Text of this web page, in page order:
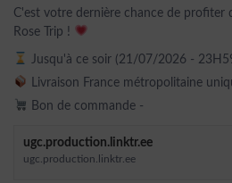
C'est votre dernière chance de profiter
Rose Trip !
Jusqu'à ce soir (21/07/2026 -
Livraison France métropolitaine
Bon de commande -
ugc.production.linktr.ee
ugc.production.linktr.ee